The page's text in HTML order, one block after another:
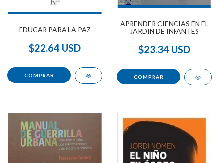
EDUCAR PARA LA PAZ
$22.64 USD
APRENDER CIENCIAS EN EL
JARDIN DE INFANTES
$23.34 USD